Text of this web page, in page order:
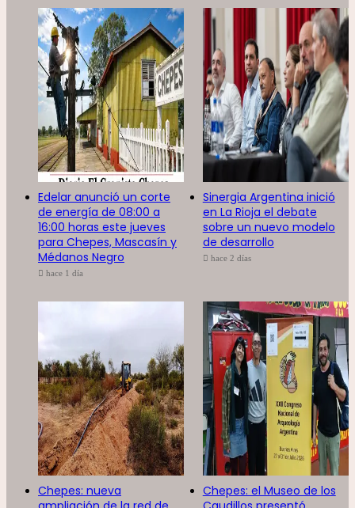
Edelar anunció un corte
de energía de 08:00 a
16:00 horas este jueves
para Chepes, Mascasín y
Médanos Negro
hace 1 día
Sinergia Argentina inició
en La Rioja el debate
sobre un nuevo modelo
de desarrollo
hace 2 días
Chepes: nueva
Chepes: el Museo de los